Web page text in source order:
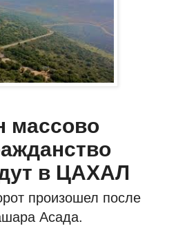
массово
в ЦАХАЛ
произошел после
Асада.